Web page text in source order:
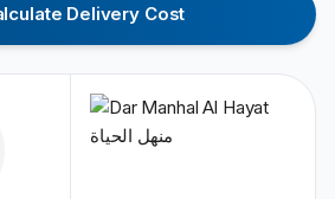
Delivery Cost